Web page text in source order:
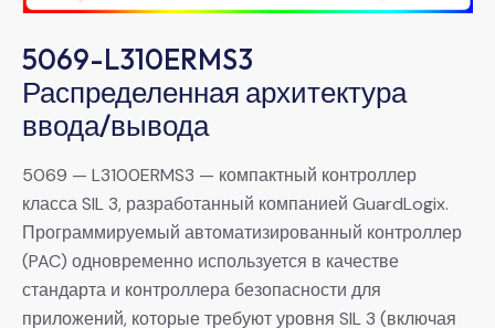
5069-L310ERMS3
Распределенная архитектура
ввода/вывода
5069 — L3100ERMS3 — компактный контроллер
класса SIL 3, разработанный компанией GuardLogix.
Программируемый автоматизированный контроллер
(PAC) одновременно используется в качестве
стандарта и контроллера безопасности для
приложений, которые требуют уровня SIL 3 (включая